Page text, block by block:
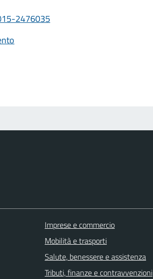
2476035
Imprese e commercio
Mobilità e trasporti
Salute, benessere e assistenza
Tributi, finanze e contravvenzioni